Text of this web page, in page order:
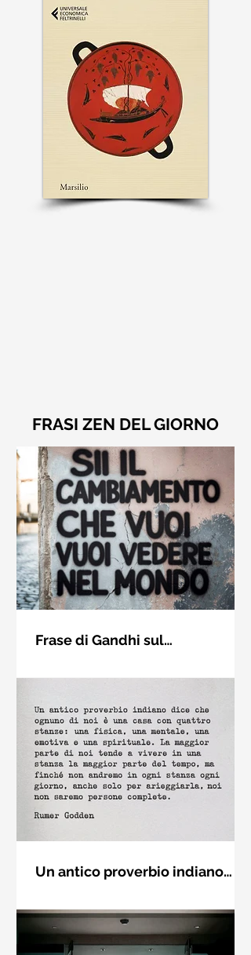
FRASI ZEN DEL GIORNO
Frase di Gandhi sul
Un antico proverbio indiano
con la macchina per scrivere
ognuno di noi è una casa con quattro
stanze: una fisica, una mentale, una